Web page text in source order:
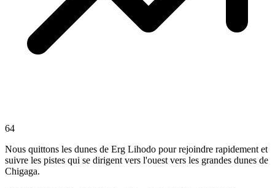
64
Nous quittons les dunes de Erg Lihodo pour rejoindre rapidement et
suivre les pistes qui se dirigent vers l'ouest vers les grandes dunes de
Chigaga.